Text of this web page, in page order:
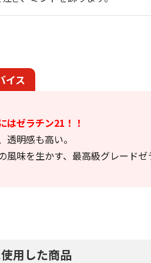
イス
はゼラチン21！！
明感も高い。
風味を生かす、最高級グレードゼ
用した商品